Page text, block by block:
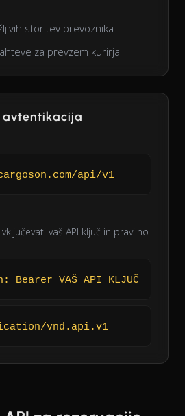
storitev prevoznika
za prevzem kurirja
avtentikacija
api/v1
vaš API ključ in pravilno
VAŠ_API_KLJUČ
vnd.api.v1